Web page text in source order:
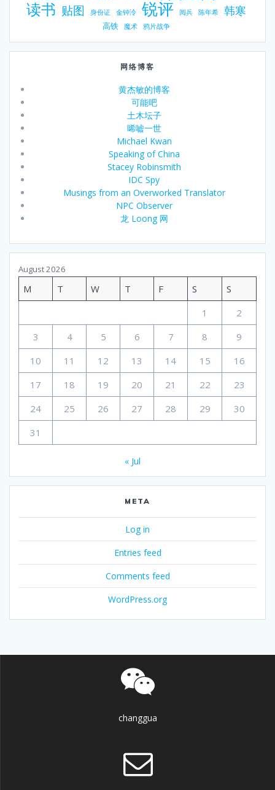
读书 贴图 身份证 金钟泠 锐评 阅兵 陈年希 韩寒
高铁 魔术 鸦片战争
网络博客
黄杰敏的博客
可能吧
土木坛子
唏嘘一世
Michael Kwan
Speaking of China
Stacey Robinsmith
IDC Spy
Musings from an Overworked Translator
NPC Observer
龙 Loong 网
August 2026
M T W T F S
S
1
2
3
4 5 6 7 8
9
10
11 12 13 14 15
16
17
18 19 20 21 22
23
24
25 26 27 28 29
30
31
« Jul
META
Log in
Entries feed
Comments feed
WordPress.org
changgua